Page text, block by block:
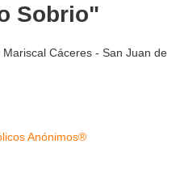
Sobrio"
Cáceres - San Juan de